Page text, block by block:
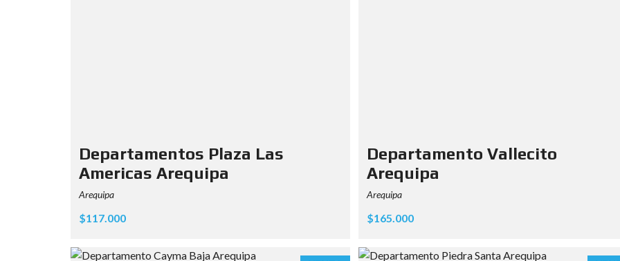
Departamentos Plaza Las
Americas Arequipa
Arequipa
$117.000
Departamento Vallecito
Arequipa
Arequipa
$165.000